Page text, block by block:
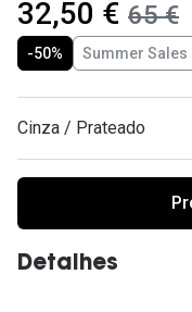
agora:
32,50 € era:
65 €
-50% Summer Sales
Cinza / Prateado
Detalhes